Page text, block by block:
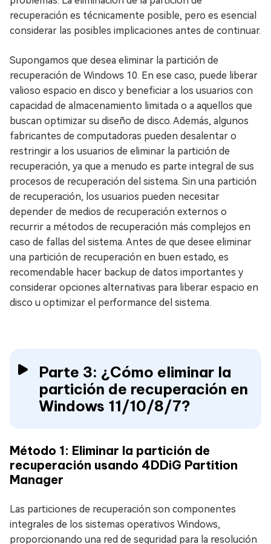
recuperación es técnicamente posible, pero es esencial
considerar las posibles implicaciones antes de continuar.
Supongamos que desea eliminar la partición de
recuperación de Windows 10. En ese caso, puede liberar
valioso espacio en disco y beneficiar a los usuarios con
capacidad de almacenamiento limitada o a aquellos que
buscan optimizar su diseño de disco. Además, algunos
fabricantes de computadoras pueden desalentar o
restringir a los usuarios de eliminar la partición de
recuperación, ya que a menudo es parte integral de sus
procesos de recuperación del sistema. Sin una partición
de recuperación, los usuarios pueden necesitar
depender de medios de recuperación externos o
recurrir a métodos de recuperación más complejos en
caso de fallas del sistema. Antes de que desee eliminar
una partición de recuperación en buen estado, es
recomendable hacer backup de datos importantes y
considerar opciones alternativas para liberar espacio en
disco u optimizar el performance del sistema.
Parte 3: ¿Cómo eliminar la
partición de recuperación en
Windows 11/10/8/7?
Método 1: Eliminar la partición de
recuperación usando 4DDiG Partition
Manager
Las particiones de recuperación son componentes
integrales de los sistemas operativos Windows,
proporcionando una red de seguridad para la resolución